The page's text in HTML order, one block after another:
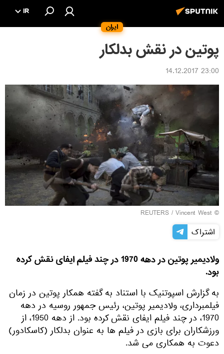
ایران
IR
پوتین در نقش بدلکار
23:00 14.12.2017
©
REUTERS / Vincent West
اشتراک
ولادیمیر پوتین در دهه 1970 در چند فیلم ایفای نقش کرده
بود.
به گزارش اسپوتنیک با استناد به گفته همکار پوتین در زمان
فیلمبرداری، ولادیمیر پوتین، رئیس جمهور روسیه در دهه
1970، در چند فیلم ایفای نقش کرده بود. از دهه 1950، از
ورزشکاران برای بازی در فیلم ها به عنوان بدلکار (کاسکادور)
دعوت به همکاری می شد.